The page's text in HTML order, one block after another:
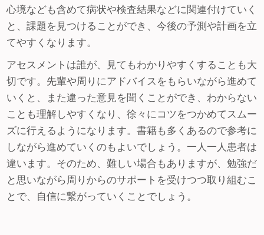
心境なども含めて病状や検査結果などに関連付けていく
と、課題を見つけることができ、今後の予測や計画を立
てやすくなります。
アセスメントは誰が、見てもわかりやすくすることも大
切です。先輩や周りにアドバイスをもらいながら進めて
いくと、また違った意見を聞くことができ、わからない
ことも理解しやすくなり、徐々にコツをつかめてスムー
ズに行えるようになります。書籍も多くあるので参考に
しながら進めていくのもよいでしょう。一人一人患者は
違います。そのため、難しい場合もありますが、勉強だ
と思いながら周りからのサポートを受けつつ取り組むこ
とで、自信に繋がっていくことでしょう。